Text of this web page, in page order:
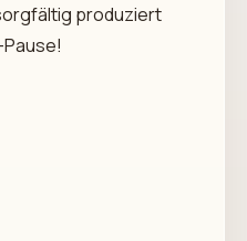
produziert